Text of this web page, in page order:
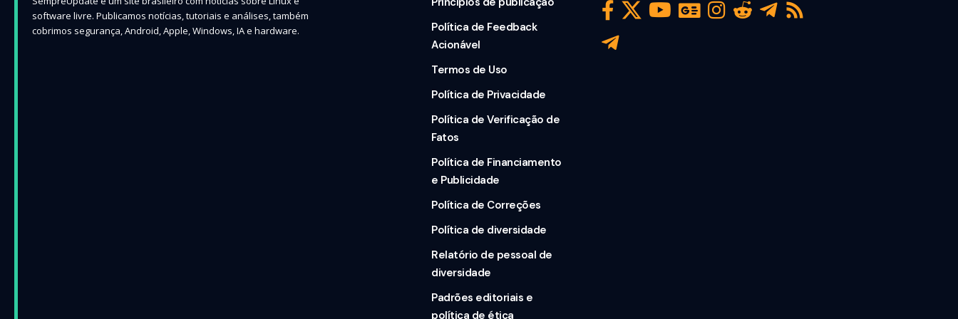
software livre. Publicamos notícias, tutoriais e análises, também
cobrimos segurança, Android, Apple, Windows, IA e hardware.
Política de Feedback
Acionável
Termos de Uso
Política de Privacidade
Política de Verificação de
Fatos
Política de Financiamento
e Publicidade
Política de Correções
Política de diversidade
Relatório de pessoal de
diversidade
Padrões editoriais e
política de ética